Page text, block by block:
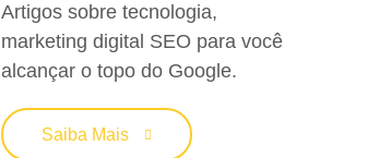
Artigos sobre tecnologia,
marketing digital SEO para você
alcançar o topo do Google.
Saiba Mais